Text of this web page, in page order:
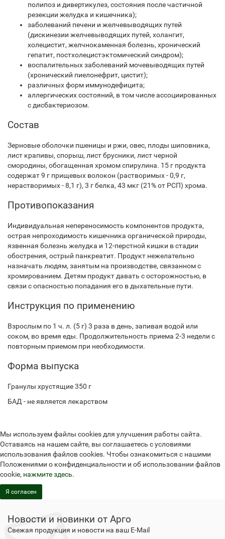
полипоз и дивертикулез, состояния после частичной
резекции желудка и кишечника);
заболеваний печени и желчевыводящих путей
(дискинезии желчевыводящих путей, холангит,
холецистит, желчнокаменная болезнь, хронический
гепатит, постхолецистэктомический синдром);
воспалительных заболеваний мочевыводящих путей
(хронический пиелонефрит, цистит);
различных форм иммунодефицита;
аллергических состояний, в том числе ассоциированных
с дисбактериозом.
Состав
Зерновые оболочки пшеницы и ржи, овес, плоды шиповника,
лист крапивы, спорыш, лист брусники, лист черной
смородины, обогащенная хромом спирулина. 15 г продукта
содержат 9 г прищевых волокон (растворимых - 0,9 г,
нерастворимых - 8,1 г), 3 г белка, 43 мкг (21% от РСП) хрома.
Противопоказания
Индивидуальная непереносимость компонентов продукта,
острая непроходимость кишечника органической природы,
язвенная болезнь желудка и 12-перстной кишки в стадии
обострения, острый панкреатит. Продукт нежелательно
назначать людям, занятым на производстве, связанном с
хромированием. Детям продукт давать с осторожностью, в
связи с опасностью попадания его в дыхательные пути.
Инструкция по применению
Взрослым по 1 ч. л. (5 г) 3 раза в день, запивая водой или
соком, во время еды. Продолжительность приема 2-3 недели с
повторным приемом при необходимости.
Форма выпуска
Гранулы хрустящие 350 г
БАД - не является лекарством
Мы используем файлы cookies для улучшения работы сайта.
Оставаясь на нашем сайте, вы соглашаетесь с условиями
использования файлов cookies. Чтобы ознакомиться с нашими
Положениями о конфиденциальности и об использовании файлов
cookie, нажмите здесь.
Я согласен
Новости и новинки от Арго
Свежая продукция и новости на ваш E-Mail